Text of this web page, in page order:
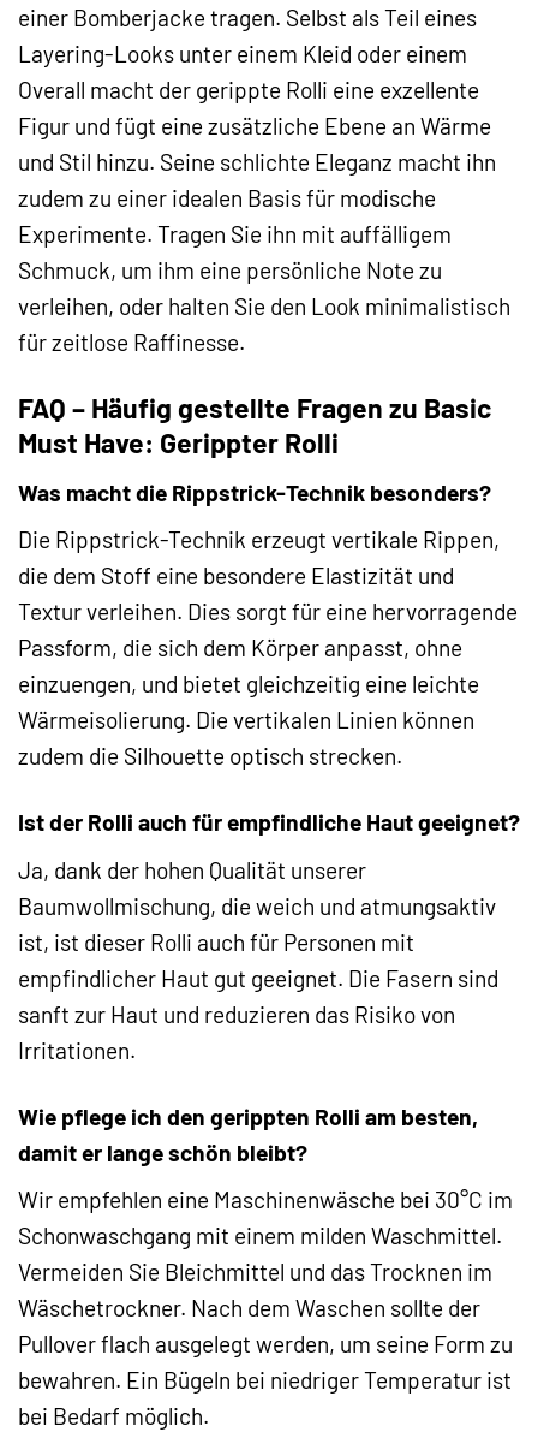
einer Bomberjacke tragen. Selbst als Teil eines
Layering-Looks unter einem Kleid oder einem
Overall macht der gerippte Rolli eine exzellente
Figur und fügt eine zusätzliche Ebene an Wärme
und Stil hinzu. Seine schlichte Eleganz macht ihn
zudem zu einer idealen Basis für modische
Experimente. Tragen Sie ihn mit auffälligem
Schmuck, um ihm eine persönliche Note zu
verleihen, oder halten Sie den Look minimalistisch
für zeitlose Raffinesse.
FAQ – Häufig gestellte Fragen zu Basic
Must Have: Gerippter Rolli
Was macht die Rippstrick-Technik besonders?
Die Rippstrick-Technik erzeugt vertikale Rippen,
die dem Stoff eine besondere Elastizität und
Textur verleihen. Dies sorgt für eine hervorragende
Passform, die sich dem Körper anpasst, ohne
einzuengen, und bietet gleichzeitig eine leichte
Wärmeisolierung. Die vertikalen Linien können
zudem die Silhouette optisch strecken.
Ist der Rolli auch für empfindliche Haut geeignet?
Ja, dank der hohen Qualität unserer
Baumwollmischung, die weich und atmungsaktiv
ist, ist dieser Rolli auch für Personen mit
empfindlicher Haut gut geeignet. Die Fasern sind
sanft zur Haut und reduzieren das Risiko von
Irritationen.
Wie pflege ich den gerippten Rolli am besten,
damit er lange schön bleibt?
Wir empfehlen eine Maschinenwäsche bei 30°C im
Schonwaschgang mit einem milden Waschmittel.
Vermeiden Sie Bleichmittel und das Trocknen im
Wäschetrockner. Nach dem Waschen sollte der
Pullover flach ausgelegt werden, um seine Form zu
bewahren. Ein Bügeln bei niedriger Temperatur ist
bei Bedarf möglich.